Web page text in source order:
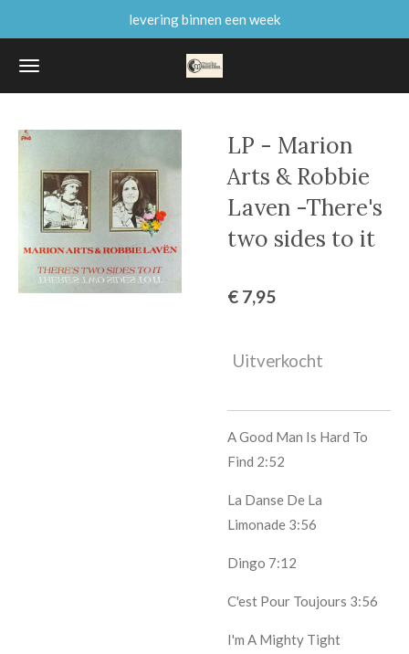
naar
de
levering binnen een week
LP - Marion
Arts & Robbie
Laven -There's
two sides to it
€ 7,95
Uitverkocht
A Good Man Is Hard To
Find 2:52
La Danse De La
Limonade 3:56
Dingo 7:12
C'est Pour Toujours 3:56
I'm A Mighty Tight